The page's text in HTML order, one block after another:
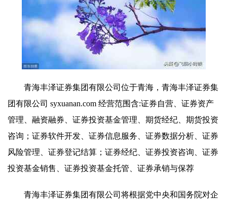
青海丰泽证券集团有限公司位于青海，青海丰泽证券集
团有限公司 syxuanan.com 经营范围含:证券自营、证券资产
管理、融资融券、证券投资基金管理、期货经纪、期货投资
咨询；证券软件开发、证券信息服务、证券数据分析、证券
风险管理、证券登记结算；证券经纪、证券投资咨询、证券
投资基金销售、证券投资基金托管、证券承销与保荐
青海丰泽证券集团有限公司将根据党中央和国务院对企